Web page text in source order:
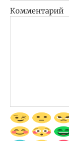
Комментарий